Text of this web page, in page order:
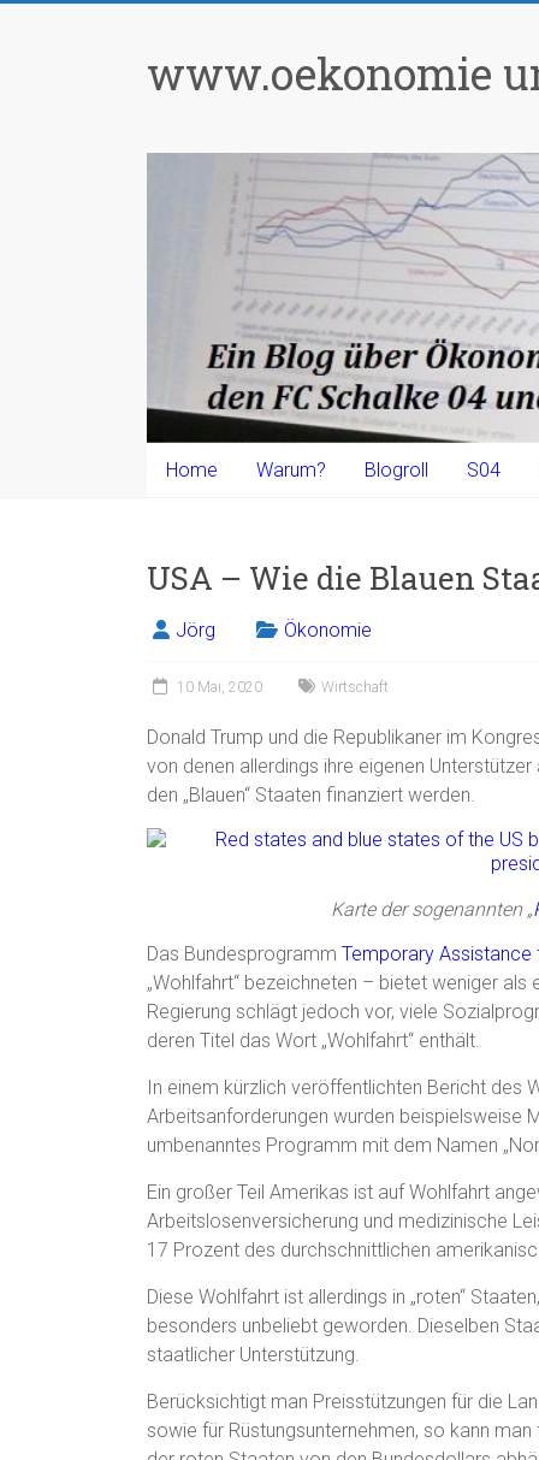
www.oekonomie
Home Warum? Blogroll S04
USA – Wie die Blauen
Jörg Ökonomie
10 Mai, 2020 Wirtschaft
Donald Trump und die Republikaner im
von denen allerdings ihre eigenen
den „Blauen“ Staaten finanziert werden.
Karte der sogenannten „
Das Bundesprogramm Temporary Assistance
„Wohlfahrt“ bezeichneten – bietet weniger
Regierung schlägt jedoch vor, viele
deren Titel das Wort „Wohlfahrt“ enthält.
In einem kürzlich veröffentlichten Bericht des
Arbeitsanforderungen wurden beispielsweise
umbenanntes Programm mit dem Namen
Ein großer Teil Amerikas ist auf Wohlfahrt
Arbeitslosenversicherung und medizinische
17 Prozent des durchschnittlichen
Diese Wohlfahrt ist allerdings in „roten“
besonders unbeliebt geworden. Dieselben
staatlicher Unterstützung.
Berücksichtigt man Preisstützungen für die
sowie für Rüstungsunternehmen, so kann